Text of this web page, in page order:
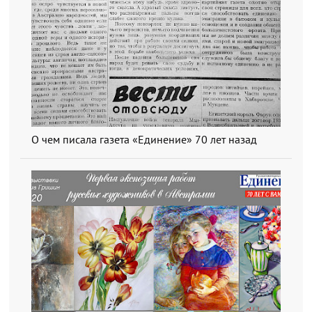
О чем писала газета «Единение» 70 лет назад